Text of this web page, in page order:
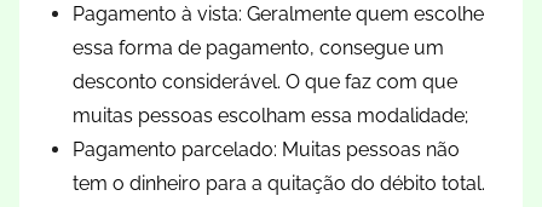
Pagamento à vista: Geralmente quem escolhe
essa forma de pagamento, consegue um
desconto considerável. O que faz com que
muitas pessoas escolham essa modalidade;
Pagamento parcelado: Muitas pessoas não
tem o dinheiro para a quitação do débito total.